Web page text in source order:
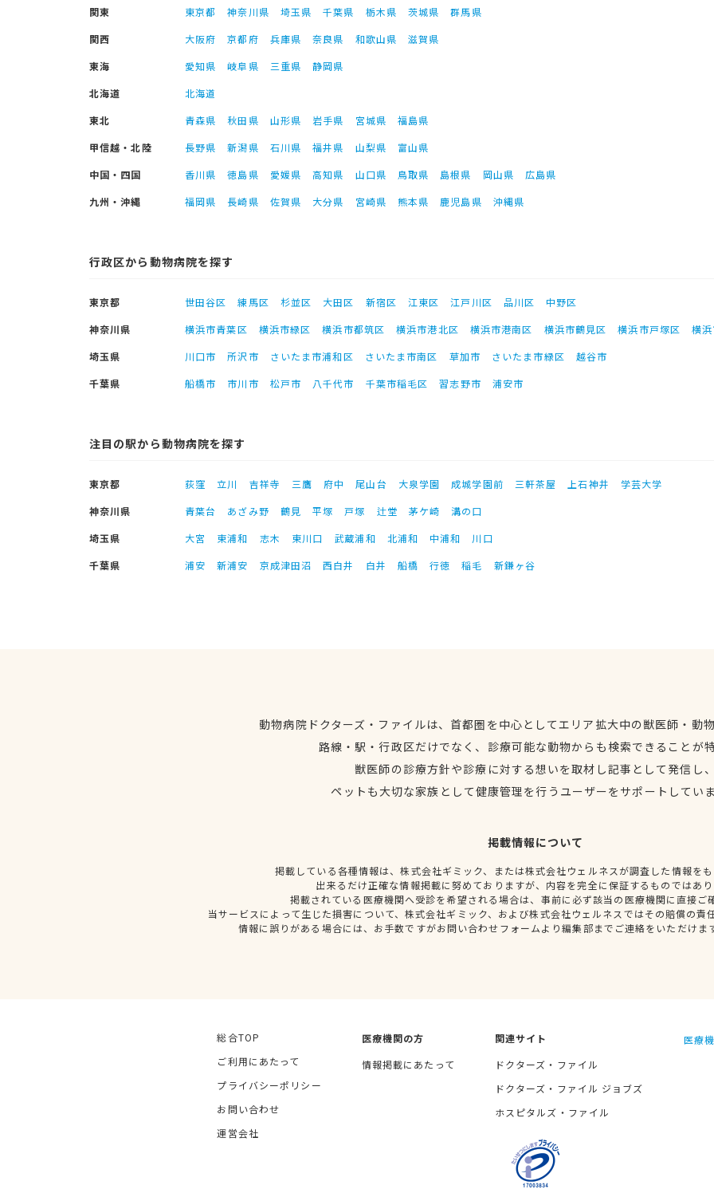
関東 東京都 神奈川県 埼玉県 千葉県 栃木県 茨城県
群馬県
関西
大阪府 京都府 兵庫県 奈良県 和歌山県
滋賀県
東海
愛知県 岐阜県 三重県
静岡県
北海道
北海道
東北
青森県 秋田県 山形県 岩手県 宮城県
福島県
甲信越・北陸
長野県 新潟県 石川県 福井県 山梨県
富山県
中国・四国
香川県 徳島県 愛媛県 高知県 山口県 鳥取県 島根県 岡山県
広島県
九州・沖縄
福岡県 長崎県 佐賀県 大分県 宮崎県 熊本県 鹿児島県 沖縄県
行政区から動物病院を探す
東京都 世田谷区 練馬区 杉並区 大田区 新宿区 江東区 江戸川区 品川区
中野区
神奈川県
横浜市青葉区 横浜市緑区 横浜市都筑区 横浜市港北区 横浜市港南区 横浜市鶴見区 横浜市戸塚区
横
埼玉県
川口市 所沢市 さいたま市浦和区 さいたま市南区 草加市 さいたま市緑区
越谷市
千葉県
船橋市 市川市 松戸市 八千代市 千葉市稲毛区 習志野市 浦安市
注目の駅から動物病院を探す
東京都 荻窪 立川 吉祥寺 三鷹 府中 尾山台 大泉学園 成城学園前 三軒茶屋 上石神井
学芸大学
神奈川県
青葉台 あざみ野 鶴見 平塚 戸塚 辻堂 茅ケ崎
溝の口
埼玉県
大宮 東浦和 志木 東川口 武蔵浦和 北浦和 中浦和
川口
千葉県
浦安 新浦安 京成津田沼 西白井 白井 船橋 行徳 稲毛 新鎌ヶ谷
動物病院ドクターズ・ファイルは、首都圏を中心としてエリア拡大中の獣医師・動
路線・駅・行政区だけでなく、診療可能な動物からも検索できることが
獣医師の診療方針や診療に対する想いを取材し記事として発信し
ペットも大切な家族として健康管理を行うユーザーをサポートしてい
掲載情報について
掲載している各種情報は、株式会社ギミック、または株式会社ウェルネスが調査した情報を
出来るだけ正確な情報掲載に努めておりますが、内容を完全に保証するものではあ
掲載されている医療機関へ受診を希望される場合は、事前に必ず該当の医療機関に直接ご
当サービスによって生じた損害について、株式会社ギミック、および株式会社ウェルネスではその賠償の責
情報に誤りがある場合には、お手数ですがお問い合わせフォームより編集部までご連絡をいただけま
総合TOP
ご利用にあたって
プライバシーポリシー
お問い合わせ
運営会社
医療機関の方
情報掲載にあたって
関連サイト
ドクターズ・ファイル
ドクターズ・ファイル ジョブズ
ホスピタルズ・ファイル
医療